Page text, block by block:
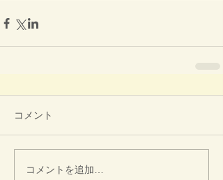
コメント
コメントを追加…